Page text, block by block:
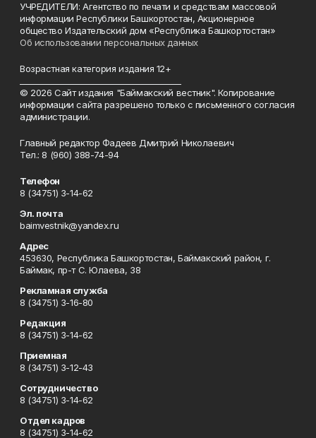
УЧРЕДИТЕЛИ: Агентство по печати и средствам массовой
информации Республики Башкортостан, Акционерное
общество Издательский дом «Республика Башкортостан»
Об использовании персональных данных
Возрастная категория издания 12+
© 2026 Сайт издания "Баймакский вестник". Копирование
информации сайта разрешено только с письменного согласия
администрации.
Главный редактор Фадеев Дмитрий Николаевич
Тел.: 8 (960) 388-74-94
Телефон
8 (34751) 3-14-62
Эл. почта
baimvestnik@yandex.ru
Адрес
453630, Республика Башкортостан, Баймакский район, г.
Баймак, пр-т С. Юлаева, 38
Рекламная служба
8 (34751) 3-16-80
Редакция
8 (34751) 3-14-62
Приемная
8 (34751) 3-12-43
Сотрудничество
8 (34751) 3-14-62
Отдел кадров
8 (34751) 3-14-62